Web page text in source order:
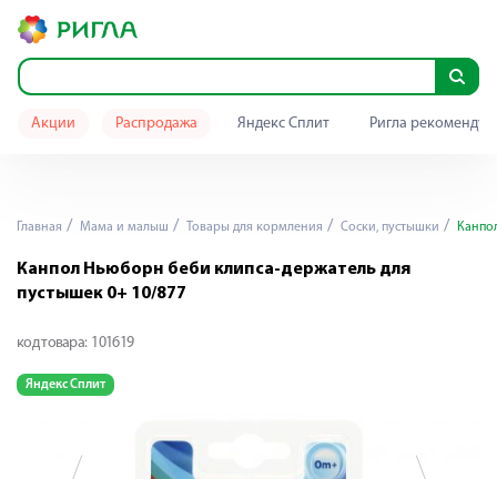
Акции Распродажа Яндекс Сплит Ригла
Главная Мама и малыш Товары для кормления Cоски, пустышки
Канпол Ньюборн беби клипса-держатель для
пустышек 0+ 10/877
код товара: 101619
Яндекс Сплит